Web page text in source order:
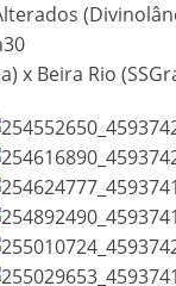
x Beira Rio